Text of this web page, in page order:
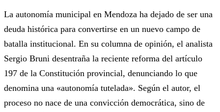
La autonomía municipal en Mendoza ha dejado de ser una
deuda histórica para convertirse en un nuevo campo de
batalla institucional. En su columna de opinión, el analista
Sergio Bruni desentraña la reciente reforma del artículo
197 de la Constitución provincial, denunciando lo que
denomina una «autonomía tutelada». Según el autor, el
proceso no nace de una convicción democrática, sino de